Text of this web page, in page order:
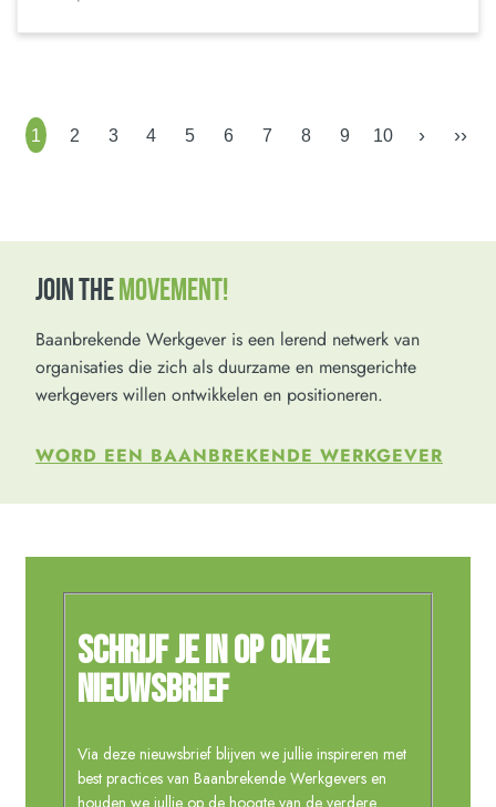
1 2 3 4 5 6 7 8 9 10 › ››
JOIN THEMOVEMENT!
Baanbrekende Werkgever is een lerend netwerk van
organisaties die zich als duurzame en mensgerichte
werkgevers willen ontwikkelen en positioneren.
WORD EEN BAANBREKENDE WERKGEVER